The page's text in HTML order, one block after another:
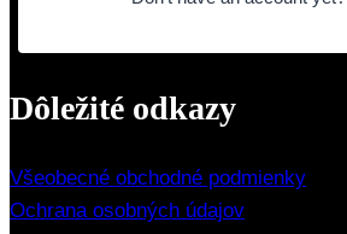
Dôležité odkazy
Všeobecné obchodné podmienky
Ochrana osobných údajov